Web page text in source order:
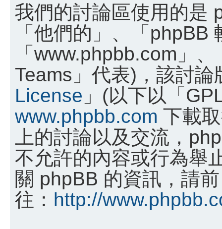
我們的討論區使用的是
「他們的」、「phpBB
「www.phpbb.com」
Teams」代表)，該討論
License 」(以下以「
www.phpbb.com 下載
上的討論以及交流，
不允許的內容或行為舉
關 phpBB 的資訊，請前
往： http://